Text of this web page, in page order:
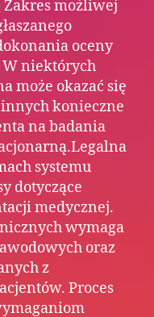
Zakres możliwej
oceny
W niektórych
może okazać się
konieczne
na badania
systemu
dotyczące
medycznej.
wymaga
oraz
z
Proces